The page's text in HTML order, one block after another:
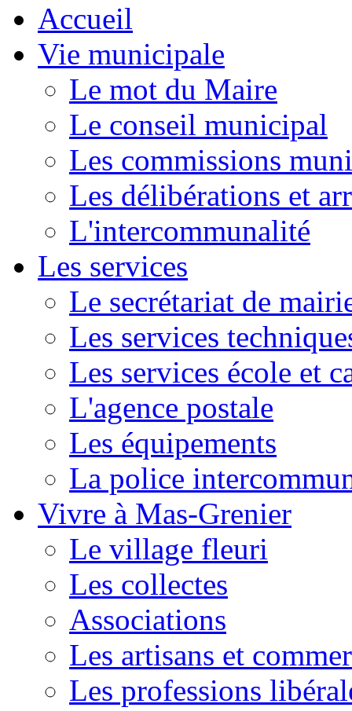
Accueil
Vie municipale
Le mot du Maire
Le conseil municipal
Les commissions
Les délibérations et
L'intercommunalité
Les services
Le secrétariat de
Les services
Les services école et
L'agence postale
Les équipements
La police
Vivre à Mas-Grenier
Le village fleuri
Les collectes
Associations
Les artisans et
Les professions